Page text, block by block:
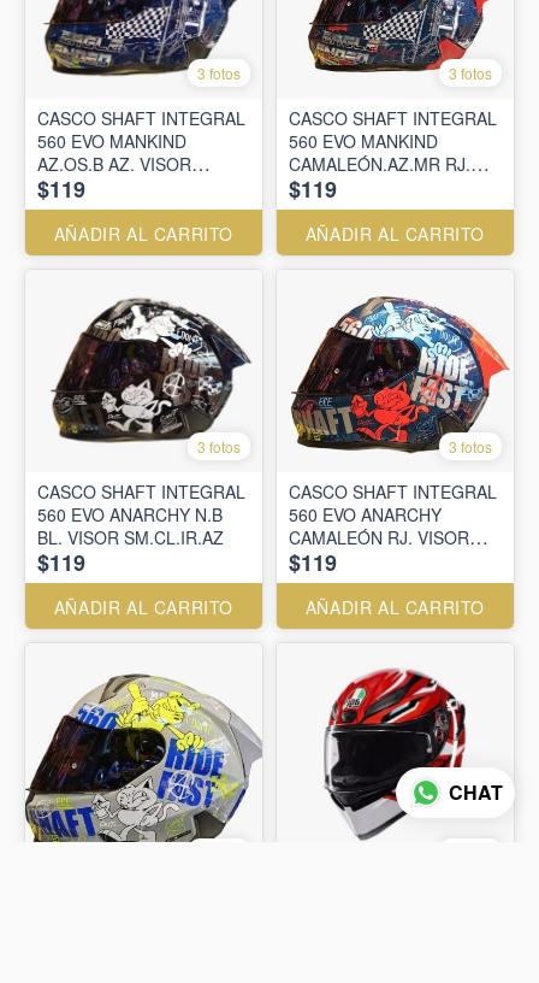
3 fotos
CASCO SHAFT INTEGRAL
560 EVO MANKIND
AZ.OS.B AZ. VISOR
SM.CL.IR.AZ
$119
AÑADIR AL CARRITO
3 fotos
CASCO SHAFT INTEGRAL
560 EVO MANKIND
CAMALEÓN.AZ.MR RJ.
VISOR SM.CL.IR.AZ
$119
AÑADIR AL CARRITO
3 fotos
CASCO SHAFT INTEGRAL
560 EVO ANARCHY N.B
BL. VISOR SM.CL.IR.AZ
$119
AÑADIR AL CARRITO
3 fotos
CASCO SHAFT INTEGRAL
560 EVO ANARCHY
CAMALEÓN RJ. VISOR
SM.CL.IR.AZ
$119
AÑADIR AL CARRITO
CHAT